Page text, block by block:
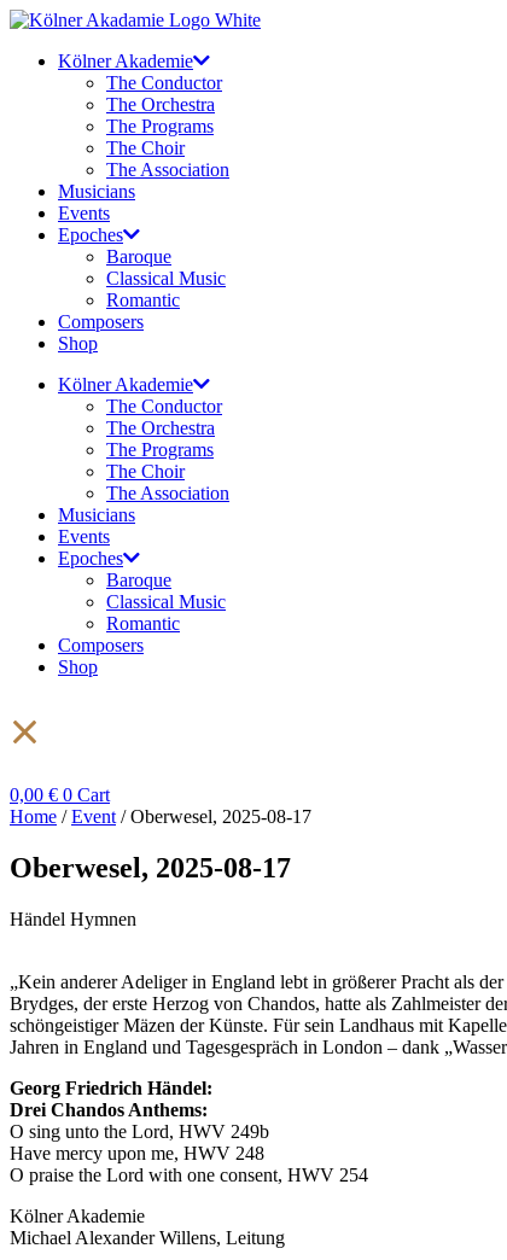
Skip
contentKölner Akademie
The Conductor
The Orchestra
The Programs
The Choir
The Association
Musicians
Events
Epoches
Baroque
Classical Music
Romantic
Composers
Shop
Kölner Akademie
The Conductor
The Orchestra
The Programs
The Choir
The Association
Musicians
Events
Epoches
Baroque
Classical Music
Romantic
Composers
Shop
0,00 € 0 Cart
Home /Event / Oberwesel, 2025-08-17
Oberwesel, 2025-08-17
Händel Hymnen
„Kein anderer Adeliger in England lebt in größerer Pracht als
Brydges, der erste Herzog von Chandos, hatte als Zahlmeister
schöngeistiger Mäzen der Künste. Für sein Landhaus mit
Jahren in England und Tagesgespräch in London – dank
Georg Friedrich Händel:
Drei Chandos Anthems:
O sing unto the Lord, HWV 249b
Have mercy upon me, HWV 248
O praise the Lord with one consent, HWV 254
Kölner Akademie
Michael Alexander Willens, Leitung